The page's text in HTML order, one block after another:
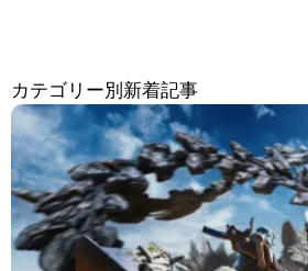
カテゴリー別新着記事